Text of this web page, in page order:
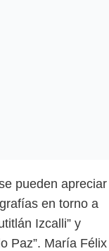
pueden apreciar
en torno a
Izcalli” y
Paz”. María Félix